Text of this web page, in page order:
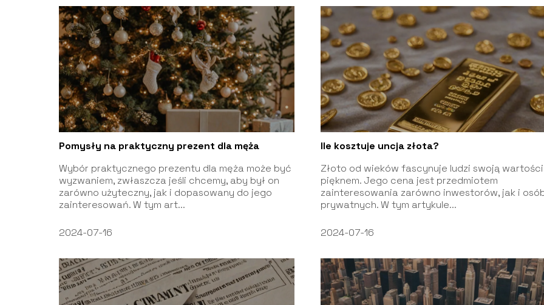
Pomysły na praktyczny prezent dla męża
Wybór praktycznego prezentu dla męża może być
wyzwaniem, zwłaszcza jeśli chcemy, aby był on
zarówno użyteczny, jak i dopasowany do jego
zainteresowań. W tym art...
2024-07-16
Ile kosztuje uncja złota?
Złoto od wieków fascynuje ludzi swoją
pięknem. Jego cena jest przedmiotem
zainteresowania zarówno inwestorów, jak i
prywatnych. W tym artykule...
2024-07-16